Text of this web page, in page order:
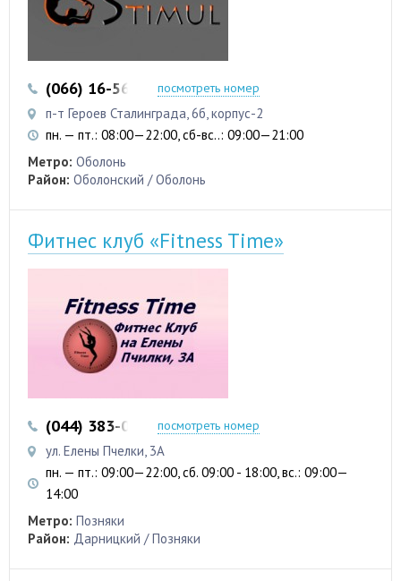
(066) 16-56-226посмотреть номер
п-т Героев Сталинграда, 6б, корпус-2
пн. — пт.: 08:00—22:00, сб-вс..: 09:00—21:00
Метро: Оболонь
Район: Оболонский / Оболонь
Фитнес клуб «Fitness Time»
(044) 383-06-96посмотреть номер
ул. Елены Пчелки, 3А
пн. — пт.: 09:00—22:00, сб. 09:00 - 18:00, вс.: 09:00—
14:00
Метро: Позняки
Район: Дарницкий / Позняки